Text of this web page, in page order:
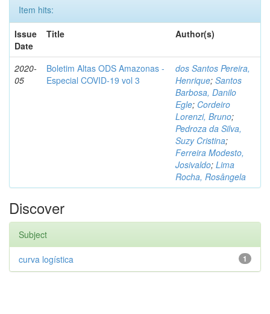
Item hits:
Issue
Date
Title Author(s)
2020-
05
Boletim Altas ODS Amazonas -
Especial COVID-19 vol 3
dos Santos Pereira,
Henrique; Santos
Barbosa, Danilo
Egle; Cordeiro
Lorenzi, Bruno;
Pedroza da Silva,
Suzy Cristina;
Ferreira Modesto,
Josivaldo; Lima
Rocha, Rosângela
Discover
Subject
1
curva logística